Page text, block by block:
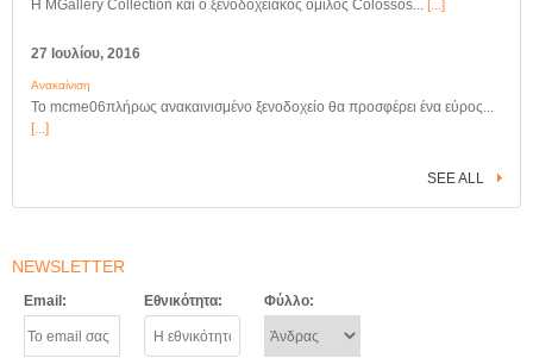
Η MGallery Collection και ο ξενοδοχειακός όμιλος Colossos... [...]
27 Ιουλίου, 2016
Ανακαίνιση
Το mcme06πλήρως ανακαινισμένο ξενοδοχείο θα προσφέρει ένα εύρος...
[...]
SEE ALL
NEWSLETTER
Email: Εθνικότητα: Φύλλο: